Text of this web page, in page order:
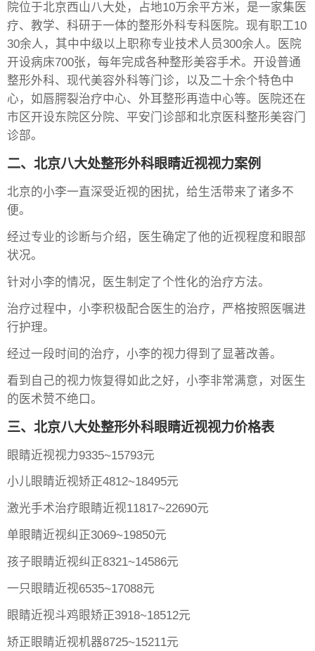
院位于北京西山八大处，占地10万余平方米，是一家集医
疗、教学、科研于一体的整形外科专科医院。现有职工10
30余人，其中中级以上职称专业技术人员300余人。医院
开设病床700张，每年完成各种整形美容手术。开设普通
整形外科、现代美容外科等门诊，以及二十余个特色中
心，如唇腭裂治疗中心、外耳整形再造中心等。医院还在
市区开设东院区分院、平安门诊部和北京医科整形美容门
诊部。
二、北京八大处整形外科眼睛近视视力案例
北京的小李一直深受近视的困扰，给生活带来了诸多不
便。
经过专业的诊断与介绍，医生确定了他的近视程度和眼部
状况。
针对小李的情况，医生制定了个性化的治疗方法。
治疗过程中，小李积极配合医生的治疗，严格按照医嘱进
行护理。
经过一段时间的治疗，小李的视力得到了显著改善。
看到自己的视力恢复得如此之好，小李非常满意，对医生
的医术赞不绝口。
三、北京八大处整形外科眼睛近视视力价格表
眼睛近视视力9335~15793元
小儿眼睛近视矫正4812~18495元
激光手术治疗眼睛近视11817~22690元
单眼睛近视纠正3069~19850元
孩子眼睛近视纠正8321~14586元
一只眼睛近视6535~17088元
眼睛近视斗鸡眼矫正3918~18512元
矫正眼睛近视机器8725~15211元